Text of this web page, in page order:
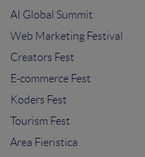
AI Global Summit
Web Marketing Festival
Creators Fest
E-commerce Fest
Koders Fest
Tourism Fest
Area Fieristica